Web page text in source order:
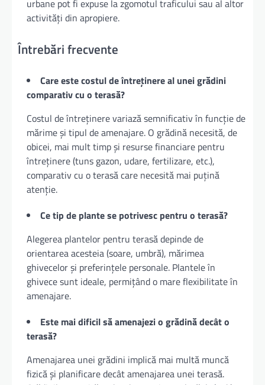
urbane pot fi expuse la zgomotul traficului sau al altor
activități din apropiere.
Întrebări frecvente
Care este costul de întreținere al unei grădini
comparativ cu o terasă?
Costul de întreținere variază semnificativ în funcție de
mărime și tipul de amenajare. O grădină necesită, de
obicei, mai mult timp și resurse financiare pentru
întreținere (tuns gazon, udare, fertilizare, etc.),
comparativ cu o terasă care necesită mai puțină
atenție.
Ce tip de plante se potrivesc pentru o terasă?
Alegerea plantelor pentru terasă depinde de
orientarea acesteia (soare, umbră), mărimea
ghivecelor și preferințele personale. Plantele în
ghivece sunt ideale, permițând o mare flexibilitate în
amenajare.
Este mai dificil să amenajezi o grădină decât o
terasă?
Amenajarea unei grădini implică mai multă muncă
fizică și planificare decât amenajarea unei terasă.